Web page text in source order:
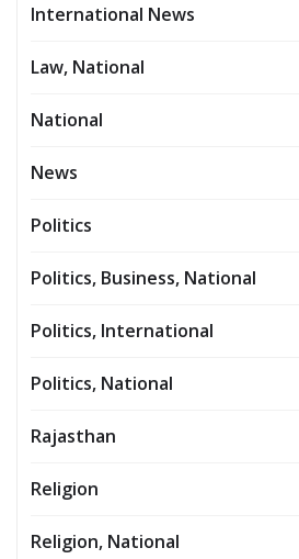
International News
Law, National
National
News
Politics
Politics, Business, National
Politics, International
Politics, National
Rajasthan
Religion
Religion, National